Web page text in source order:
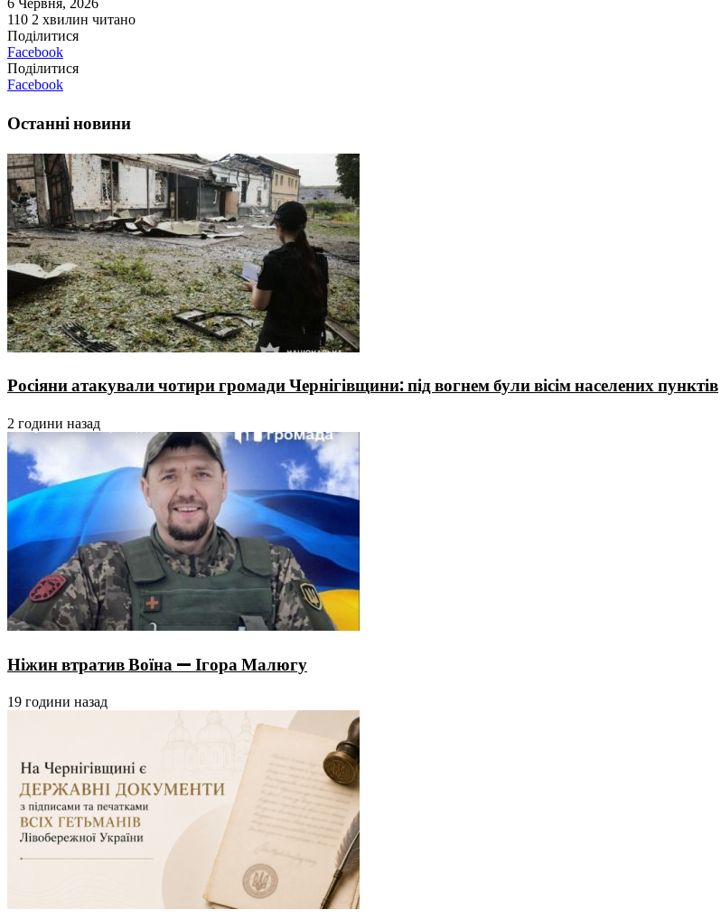
6 Червня, 2026
110 2 хвилин читано
Поділитися
Facebook
Поділитися
Facebook
Останні новини
Росіяни атакували чотири громади Чернігівщини: під вогнем були вісім населених пунктів
2 години назад
Ніжин втратив Воїна — Ігора Малюгу
19 години назад